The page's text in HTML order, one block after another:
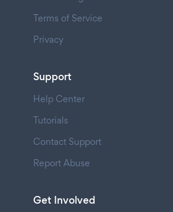
Terms of Service
Privacy
Support
Help Center
Tutorials
Contact Support
Report Abuse
Get Involved